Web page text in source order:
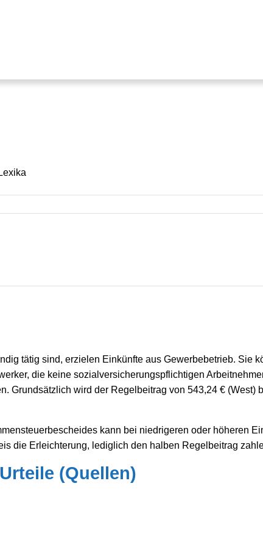
tätig sind, erzielen Einkünfte aus Gewerbebetrieb.
die keine sozialversicherungspflichtigen
Grundsätzlich wird der Regelbeitrag von 543,24 €
kann bei niedrigeren oder höheren
die Erleichterung, lediglich den halben Regelbeitrag
(Quellen)